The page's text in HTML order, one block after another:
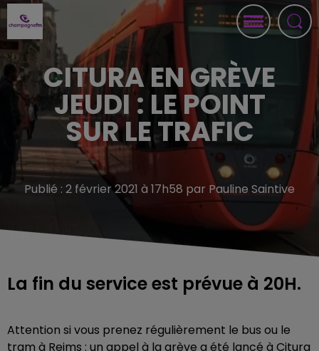
CITURA EN GRÈVE
JEUDI : LE POINT
SUR LE TRAFIC
Publié : 2 février 2021 à 17h58 par Pauline Saintive
La fin du service est prévue à 20H.
Attention si vous prenez régulièrement le bus ou le
tram à Reims : un appel à la grève a été lancé à Citura